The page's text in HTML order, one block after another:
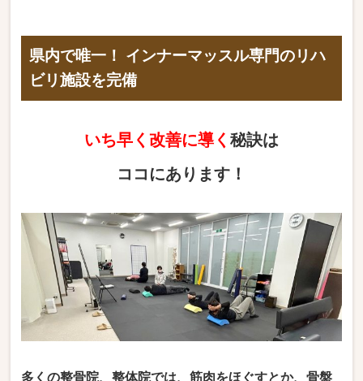
県内で唯一！ インナーマッスル専門のリハ
ビリ施設を完備
いち早く改善に導く 秘訣は
ココにあります！
多くの整骨院、整体院では、筋肉をほぐすとか、骨盤